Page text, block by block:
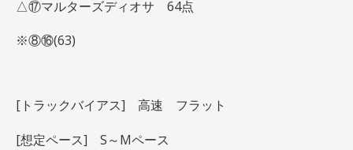
△⑰マルターズディオサ 64点
※⑧⑯(63)
[トラックバイアス] 高速 フラット
[想定ペース] S～Mペース